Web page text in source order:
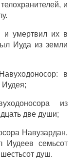
и
и умертвил их в
Иуда из земли
в
Иудея;
из
две души;
Навузардан,
Иудеев семьсот
душ.